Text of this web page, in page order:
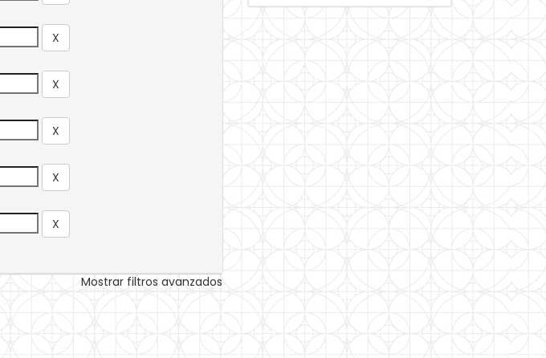
Mostrar filtros avanzados